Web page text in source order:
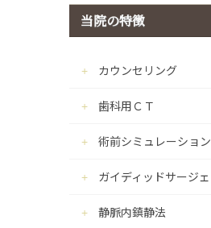
当院の特徴
カウンセリング
歯科用ＣＴ
術前シミュレーション
ガイディッドサージ
静脈内鎮静法